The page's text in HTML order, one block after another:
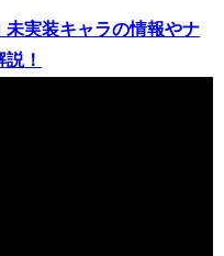
未実装キャラの情報やナ
！